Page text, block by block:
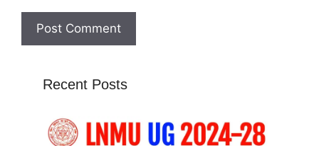
Recent Posts